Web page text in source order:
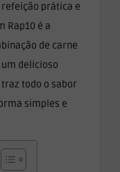
refeição prática e
Rap10 é a
de carne
delicioso
todo o sabor
simples e